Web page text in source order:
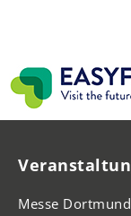
Messe Dortmund